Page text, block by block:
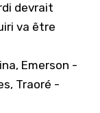
devrait
va être
Emerson -
Traoré -